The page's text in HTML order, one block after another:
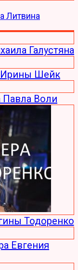
Литвина
Галустяна
Ирины Шейк
Павла Воли
Тодоренко
Евгения